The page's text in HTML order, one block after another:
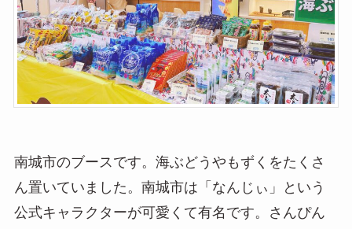
南城市のブースです。海ぶどうやもずくをたくさ
ん置いていました。南城市は「なんじぃ」という
公式キャラクターが可愛くて有名です。さんぴん